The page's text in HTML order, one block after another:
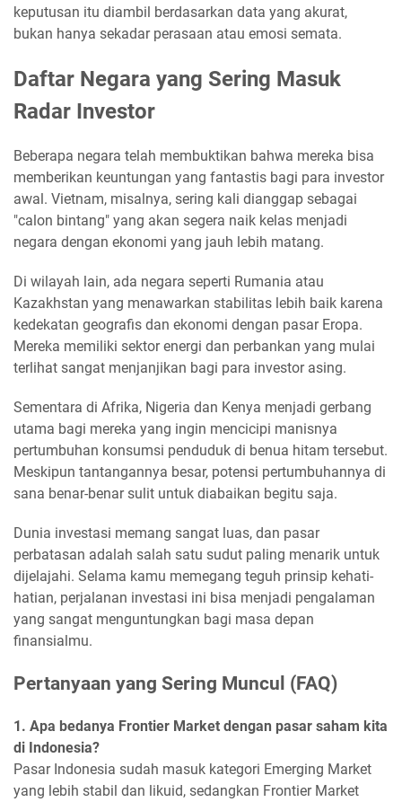
keputusan itu diambil berdasarkan data yang akurat,
bukan hanya sekadar perasaan atau emosi semata.
Daftar Negara yang Sering Masuk
Radar Investor
Beberapa negara telah membuktikan bahwa mereka bisa
memberikan keuntungan yang fantastis bagi para investor
awal. Vietnam, misalnya, sering kali dianggap sebagai
"calon bintang" yang akan segera naik kelas menjadi
negara dengan ekonomi yang jauh lebih matang.
Di wilayah lain, ada negara seperti Rumania atau
Kazakhstan yang menawarkan stabilitas lebih baik karena
kedekatan geografis dan ekonomi dengan pasar Eropa.
Mereka memiliki sektor energi dan perbankan yang mulai
terlihat sangat menjanjikan bagi para investor asing.
Sementara di Afrika, Nigeria dan Kenya menjadi gerbang
utama bagi mereka yang ingin mencicipi manisnya
pertumbuhan konsumsi penduduk di benua hitam tersebut.
Meskipun tantangannya besar, potensi pertumbuhannya di
sana benar-benar sulit untuk diabaikan begitu saja.
Dunia investasi memang sangat luas, dan pasar
perbatasan adalah salah satu sudut paling menarik untuk
dijelajahi. Selama kamu memegang teguh prinsip kehati-
hatian, perjalanan investasi ini bisa menjadi pengalaman
yang sangat menguntungkan bagi masa depan
finansialmu.
Pertanyaan yang Sering Muncul (FAQ)
1. Apa bedanya Frontier Market dengan pasar saham kita
di Indonesia?
Pasar Indonesia sudah masuk kategori Emerging Market
yang lebih stabil dan likuid, sedangkan Frontier Market